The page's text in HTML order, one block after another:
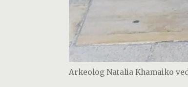
Arkeolog Natalia Khamaiko